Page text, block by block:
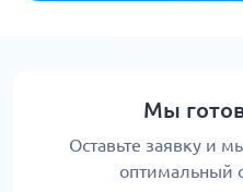
Мы
Оставьте заявку и
оптимальный